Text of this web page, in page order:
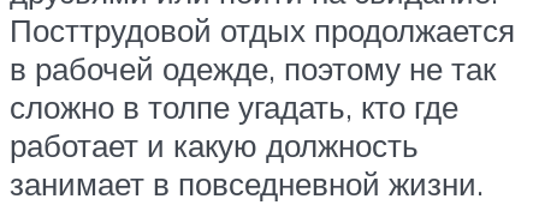
Посттрудовой отдых продолжается
в рабочей одежде, поэтому не так
сложно в толпе угадать, кто где
работает и какую должность
занимает в повседневной жизни.